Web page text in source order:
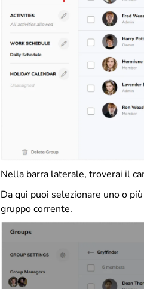
Nella barra laterale, troverai il
Da qui puoi selezionare uno o
gruppo corrente.